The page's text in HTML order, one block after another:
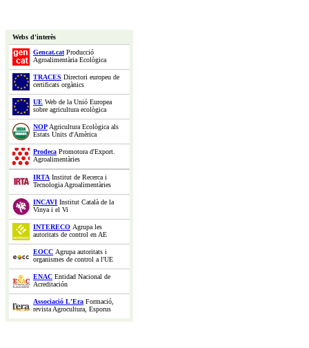
Webs d'interès
Gencat.catProducció
Agroalimentària Ecològica
TRACES Directori europeu de
certificats orgànics
UE Web de la Unió Europea
sobre agricultura ecològica
NOPAgricultura Ecològica als
Estats Units d'Amèrica
Prodeca Promotora d'Export.
Agroalimentàries
IRTA Institut de Recerca i
Tecnologia Agroalimentàries
INCAVI Institut Català de la
Vinya i el Vi
INTERECO Agrupa les
autoritats de control en AE
EOCC Agrupa autoritats i
organismes de control a l'UE
ENAC Entidad Nacional de
Acreditación
Associació L'Era Formació,
revista Agrocultura, Esporus